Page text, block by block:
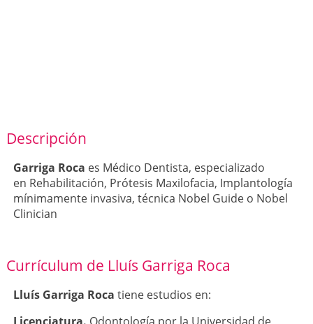
Descripción
Garriga Roca es Médico Dentista, especializado
en Rehabilitación, Prótesis Maxilofacia, Implantología
mínimamente invasiva, técnica Nobel Guide o Nobel
Clinician
Currículum de Lluís Garriga Roca
Lluís Garriga Roca tiene estudios en: